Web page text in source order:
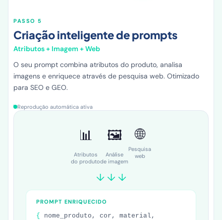
PASSO 5
Criação inteligente de prompts
Atributos + Imagem + Web
O seu prompt combina atributos do produto, analisa
imagens e enriquece através de pesquisa web. Otimizado
para SEO e GEO.
Reprodução automática ativa
📊
Atributos
do produto
🖼️
Análise
de imagem
🌐
Pesquisa
web
↓ ↓ ↓
PROMPT ENRIQUECIDO
{
nome_produto, cor, material,